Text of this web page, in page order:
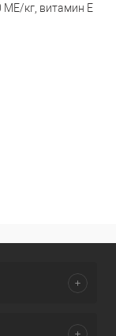
МЕ/кг, витамин Е